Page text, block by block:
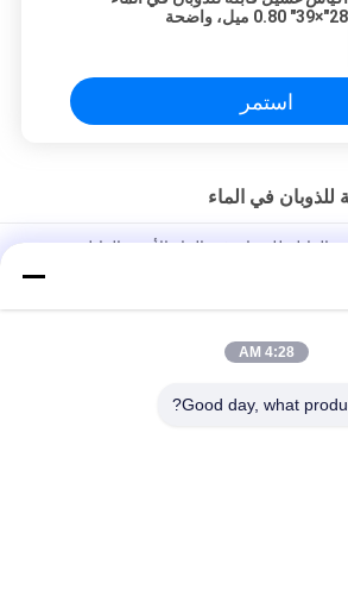
28"×39" 0.80 ميل، واضحة
استمر
للذوبان في الماء
القابلة للذوبان في الماء الأحمر القابل
حقيبة الغسيل القابلة للذوبان في الماء PVA القابل للتصرف ، أكياس
4:28 AM
Good day, what